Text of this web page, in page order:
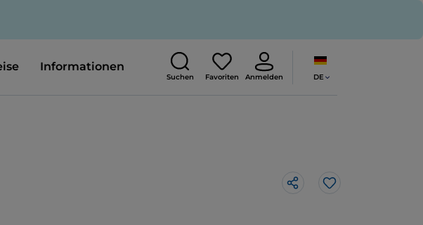
Informationen
Suchen Favoriten Anmelden DE
Like